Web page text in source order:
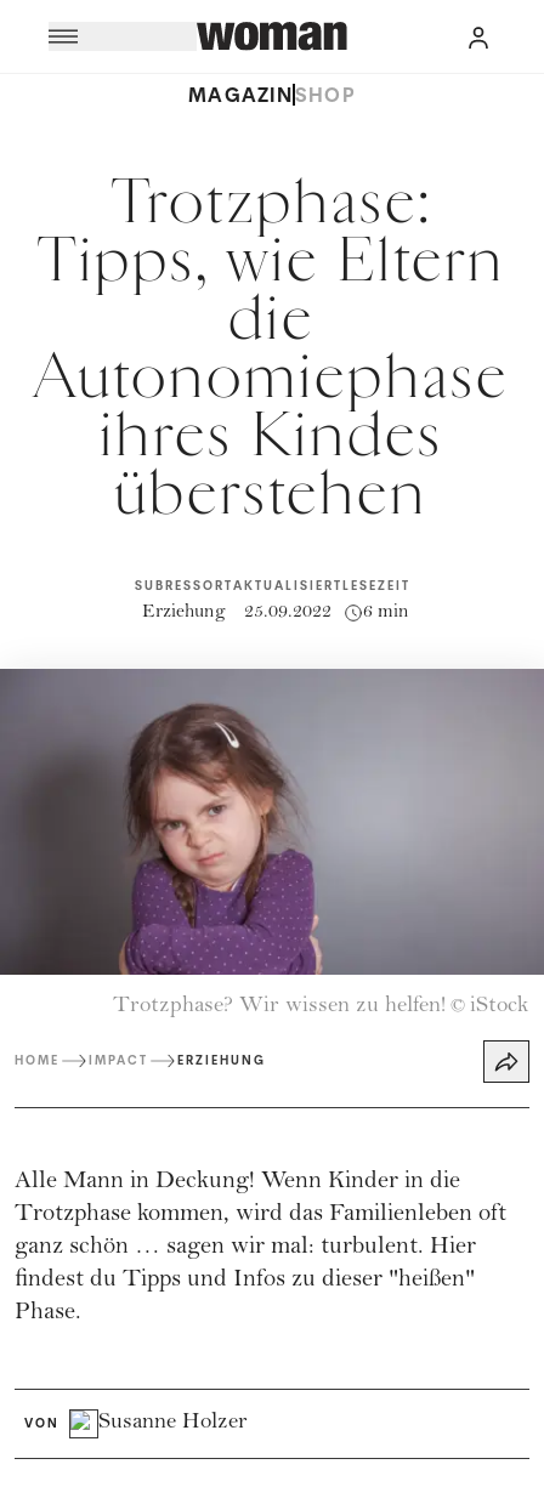
MAGAZINSHOP
Trotzphase:
Tipps, wie Eltern
die
Autonomiephase
ihres Kindes
überstehen
SUBRESSORT
Erziehung
AKTUALISIERT
25.09.2022
LESEZEIT
6 min
Trotzphase? Wir wissen zu helfen! © iStock
HOME IMPACT ERZIEHUNG
Alle Mann in Deckung! Wenn Kinder in die
Trotzphase kommen, wird das Familienleben oft
ganz schön … sagen wir mal: turbulent. Hier
findest du Tipps und Infos zu dieser "heißen"
Phase.
VON Susanne Holzer